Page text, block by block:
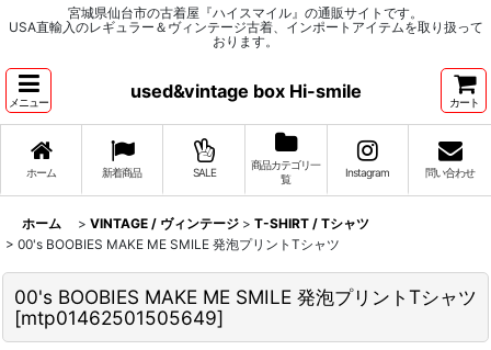
宮城県仙台市の古着屋『ハイスマイル』の通販サイトです。
USA直輸入のレギュラー＆ヴィンテージ古着、インポートアイテムを取り扱って
おります。
メニュー
used&vintage box Hi-smile
カート
ホーム 新着商品 SALE
商品カテゴリ一
覧
Instagram 問い合わせ
ホーム > VINTAGE / ヴィンテージ > T-SHIRT / Tシャツ
> 00's BOOBIES MAKE ME SMILE 発泡プリントTシャツ
00's BOOBIES MAKE ME SMILE 発泡プリントTシャツ
[mtp01462501505649]